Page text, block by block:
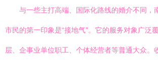
与一些主打高端、国际化路线的婚介不同，
市民的第一印象是“接地气”。它的服务对象广泛
层、企事业单位职工、个体经营者等普通大众。